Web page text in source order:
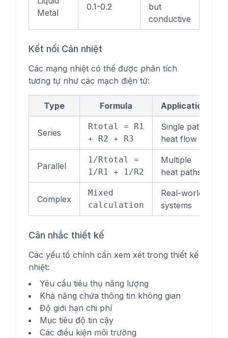
Metal
0.1-0.2
but
conductive
Kết nối Cản nhiệt
Các mạng nhiệt có thể được phân tích
tương tự như các mạch điện tử:
Type Formula Application
Series
Rtotal = R1
+ R2 + R3
Single path
heat flow
Parallel
1/Rtotal =
1/R1 + 1/R2
Multiple
heat paths
Complex
Mixed
calculation
Real-world
systems
Cân nhắc thiết kế
Các yếu tố chính cần xem xét trong thiết kế
nhiệt:
Yêu cầu tiêu thụ năng lượng
Khả năng chứa thông tin không gian
Độ giới hạn chi phí
Mục tiêu độ tin cậy
Các điều kiện môi trường